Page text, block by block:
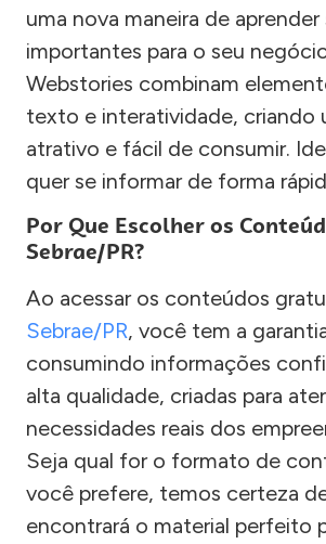
uma nova maneira de
importantes para o seu
Webstories combinam
texto e interatividade, criando
atrativo e fácil de consumir.
quer se informar de forma
Por Que Escolher os
Sebrae/PR?
Ao acessar os conteúdos
Sebrae/PR, você tem a
consumindo informações
alta qualidade, criadas para
necessidades reais dos
Seja qual for o formato de
você prefere, temos certeza
encontrará o material perfeito